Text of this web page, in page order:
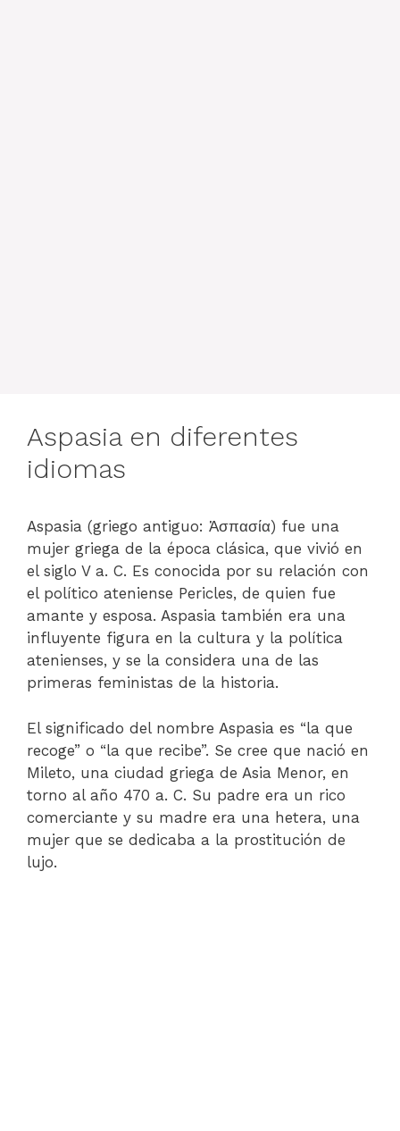
Aspasia en diferentes
idiomas
Aspasia (griego antiguo: Ἀσπασία) fue una
mujer griega de la época clásica, que vivió en
el siglo V a. C. Es conocida por su relación con
el político ateniense Pericles, de quien fue
amante y esposa. Aspasia también era una
influyente figura en la cultura y la política
atenienses, y se la considera una de las
primeras feministas de la historia.
El significado del nombre Aspasia es “la que
recoge” o “la que recibe”. Se cree que nació en
Mileto, una ciudad griega de Asia Menor, en
torno al año 470 a. C. Su padre era un rico
comerciante y su madre era una hetera, una
mujer que se dedicaba a la prostitución de
lujo.